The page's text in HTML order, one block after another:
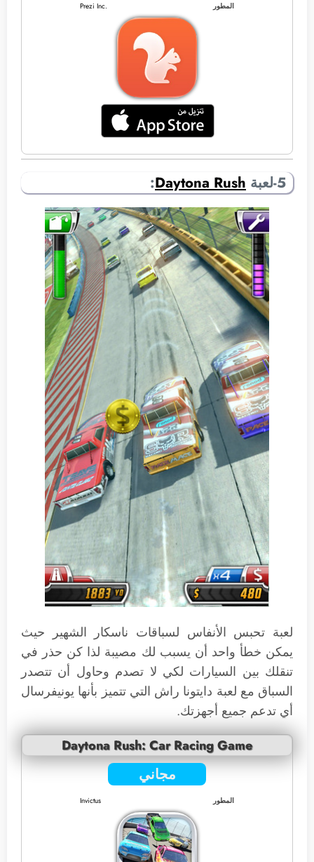
المطور Prezi Inc.
5-لعبة Daytona Rush
:
لعبة تحبس الأنفاس لسباقات ناسكار الشهير حيث
يمكن خطأ واحد أن يسبب لك مصيبة لذا كن حذر في
تنقلك بين السيارات لكي لا تصدم وحاول أن تتصدر
السباق مع لعبة دايتونا راش التي تتميز بأنها يونيفرسال
أي تدعم جميع أجهزتك.
Daytona Rush: Car Racing Game
مجاني
المطور Invictus